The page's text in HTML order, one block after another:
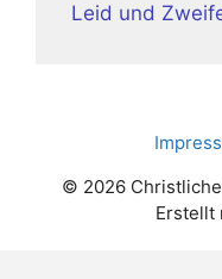
Leid und
© 2026
Erstellt